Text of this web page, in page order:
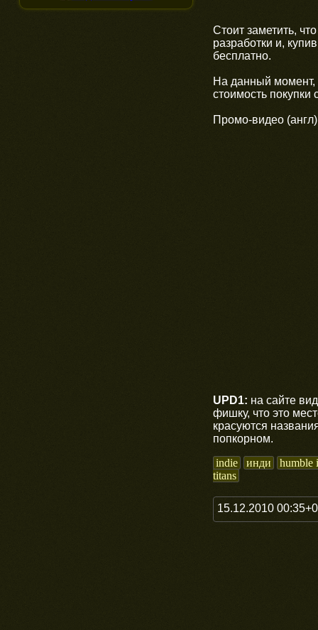
Стоит заметить,
разработки и,
бесплатно.
На данный момент,
стоимость покупки
Промо-видео
UPD1: на сайте
фишку, что это
красуются
попкорном.
indie
инди
humble
titans
15.12.2010